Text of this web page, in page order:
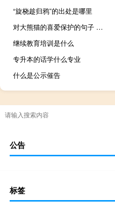
“旋桡趁归鸦”的出处是哪里
对大熊猫的喜爱保护的句子 大熊猫的爱情我们来守护
继续教育培训是什么
专升本的话学什么专业
什么是公示催告
公告
标签